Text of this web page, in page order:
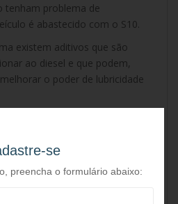
tenham problema de
é abastecido com o S10.
existem aditivos que são
ao diesel e que podem,
o poder de lubricidade
os demais aditivos.
se
preencha o formulário abaixo: